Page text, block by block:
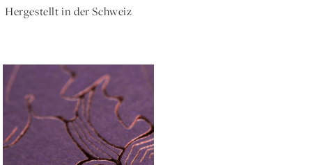
Hergestellt in der Schweiz